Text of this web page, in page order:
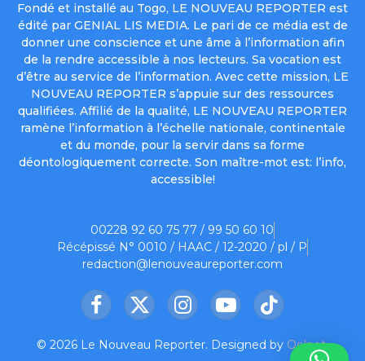
Fondé et installé au Togo, LE NOUVEAU REPORTER est
édité par GENIAL LIS MEDIA. Le pari de ce média est de
donner une conscience et une âme à l’information afin
de la rendre accessible à nos lecteurs. Sa vocation est
d’être au service de l’information. Avec cette mission, LE
NOUVEAU REPORTER s’appuie sur des ressources
qualifiées. Affilié de la qualité, LE NOUVEAU REPORTER
ramène l’information à l’échelle nationale, continentale
et du monde, pour la servir dans sa forme
déontologiquement correcte. Son maître-mot est: l’info,
accessible!
00228 92 60 75 77 / 99 50 60 10
Récépissé N° 0010 / HAAC / 12-2020 / pl / P
redaction@lenouveaureporter.com
Facebook
X
InstagramYouTubeTikTok
© 2026 Le Nouveau Reporter. Designed by Oelnet.